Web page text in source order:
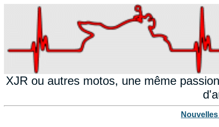
XJR ou autres motos, une même